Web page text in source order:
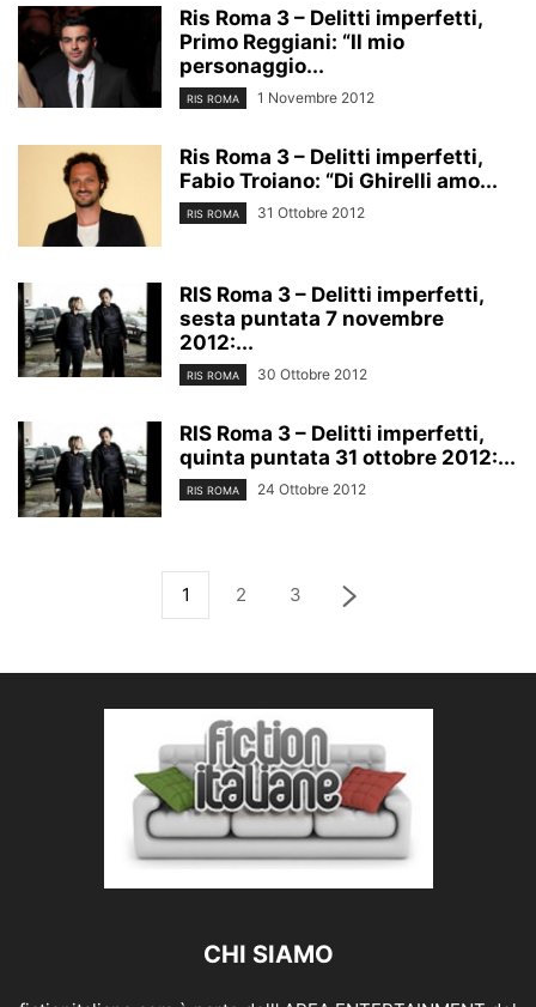
Ris Roma 3 – Delitti imperfetti,
Primo Reggiani: “Il mio
personaggio...
RIS ROMA 1 Novembre 2012
Ris Roma 3 – Delitti imperfetti,
Fabio Troiano: “Di Ghirelli amo...
RIS ROMA 31 Ottobre 2012
RIS Roma 3 – Delitti imperfetti,
sesta puntata 7 novembre
2012:...
RIS ROMA 30 Ottobre 2012
RIS Roma 3 – Delitti imperfetti,
quinta puntata 31 ottobre 2012:...
RIS ROMA 24 Ottobre 2012
1 2 3
CHI SIAMO